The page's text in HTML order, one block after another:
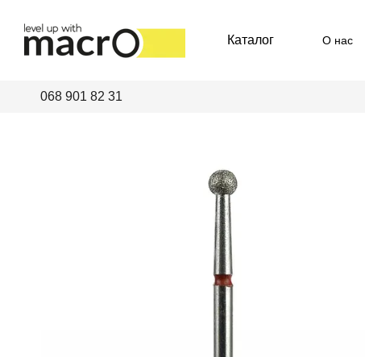
Каталог О нас
068 901 82 31